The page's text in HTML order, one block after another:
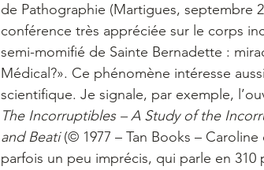
de Pathographie (Martigues, septembre
conférence très appréciée sur le corps
semi-momifié de Sainte Bernadette :
Médical?». Ce phénomène intéresse
scientifique. Je signale, par exemple,
The Incorruptibles – A Study of the
and Beati (© 1977 – Tan Books –
parfois un peu imprécis, qui parle en